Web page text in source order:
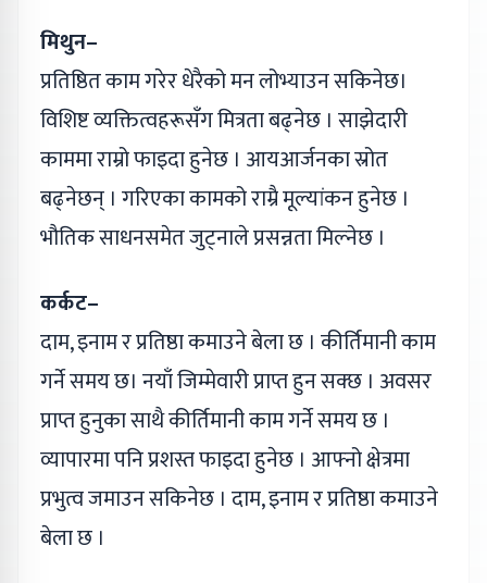
मिथुन–
प्रतिष्ठित काम गरेर धेरैको मन लोभ्याउन सकिनेछ।
विशिष्ट व्यक्तित्वहरूसँग मित्रता बढ्नेछ । साझेदारी
काममा राम्रो फाइदा हुनेछ । आयआर्जनका स्रोत
बढ्नेछन् । गरिएका कामको राम्रै मूल्यांकन हुनेछ ।
भौतिक साधनसमेत जुट्नाले प्रसन्नता मिल्नेछ ।
कर्कट–
दाम, इनाम र प्रतिष्ठा कमाउने बेला छ । कीर्तिमानी काम
गर्ने समय छ। नयाँ जिम्मेवारी प्राप्त हुन सक्छ । अवसर
प्राप्त हुनुका साथै कीर्तिमानी काम गर्ने समय छ ।
व्यापारमा पनि प्रशस्त फाइदा हुनेछ । आफ्नो क्षेत्रमा
प्रभुत्व जमाउन सकिनेछ । दाम, इनाम र प्रतिष्ठा कमाउने
बेला छ ।